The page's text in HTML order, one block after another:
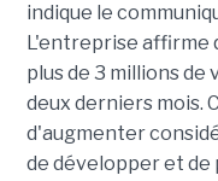
indique le
L'entreprise affirme
plus de 3 millions de
deux derniers mois.
d'augmenter
de développer et de